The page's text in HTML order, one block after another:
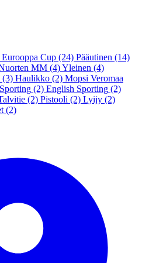
Cup (24) Pääutinen (14)
MM (4)Yleinen (4)
(3) Haulikko (2) Mopsi Veromaa
Sporting (2) English Sporting (2)
(2) Pistooli (2) Lyijy (2)
(2)